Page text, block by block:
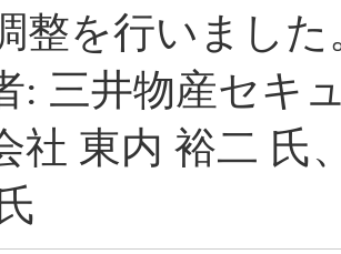
整を行いました
: 三井物産セキ
社 東内 裕二 氏